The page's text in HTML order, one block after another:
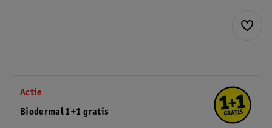
Actie
Biodermal 1+1 gratis